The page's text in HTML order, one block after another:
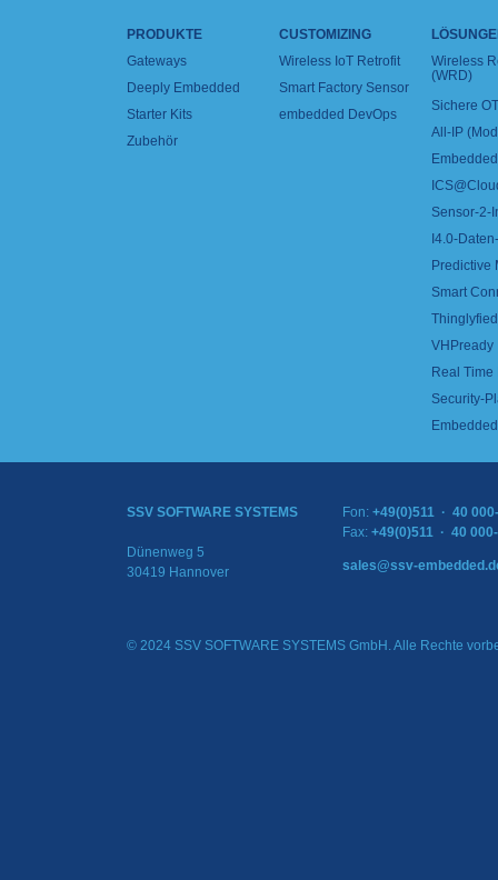
PRODUKTE
Gateways
Deeply Embedded
Starter Kits
Zubehör
CUSTOMIZING
Wireless IoT Retrofit
Smart Factory Sensor
embedded DevOps
Wireless
(WRD)
Sichere
All-IP
Sensor-2-
I4.0-
Predictive
Smart
VHPready
Real
Security-
SSV SOFTWARE SYSTEMS
Dünenweg 5
30419 Hannover
Fon: +49(0)511 · 40
Fax: +49(0)511 · 40
sales@ssv-
© 2024 SSV SOFTWARE SYSTEMS GmbH. Alle Rechte